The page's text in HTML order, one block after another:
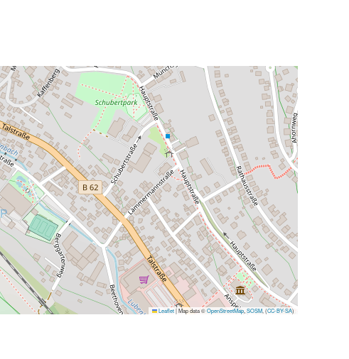
Leaflet|Map data ©OpenStreetMap SOSM , (CC-BY-SA)